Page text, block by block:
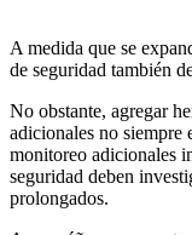
A medida que se
de seguridad también
No obstante, agregar
adicionales no siempre
monitoreo adicionales
seguridad deben
prolongados.